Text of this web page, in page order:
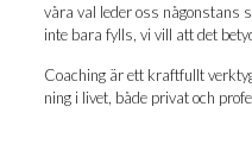
våra val leder oss någon­stans
inte bara fylls, vi vill att det
Coaching är ett kraft­fullt
ning i livet, både pri­vat och